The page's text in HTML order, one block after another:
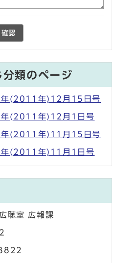
確認
類のページ
(2011年)12月15日号
(2011年)12月1日号
(2011年)11月15日号
(2011年)11月1日号
聴室 広報課